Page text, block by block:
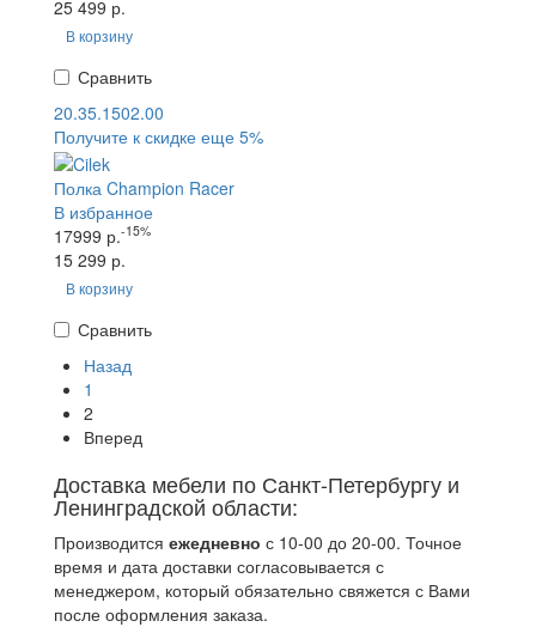
25 499 р.
В корзину
Сравнить
20.35.1502.00
Получите к скидке еще 5%
Полка Champion Racer
В избранное
17999 р.-15%
15 299 р.
В корзину
Сравнить
Назад
1
2
Вперед
Доставка мебели по Санкт-Петербургу и
Ленинградской области:
Производится ежедневно с 10-00 до 20-00. Точное
время и дата доставки согласовывается с
менеджером, который обязательно свяжется с Вами
после оформления заказа.